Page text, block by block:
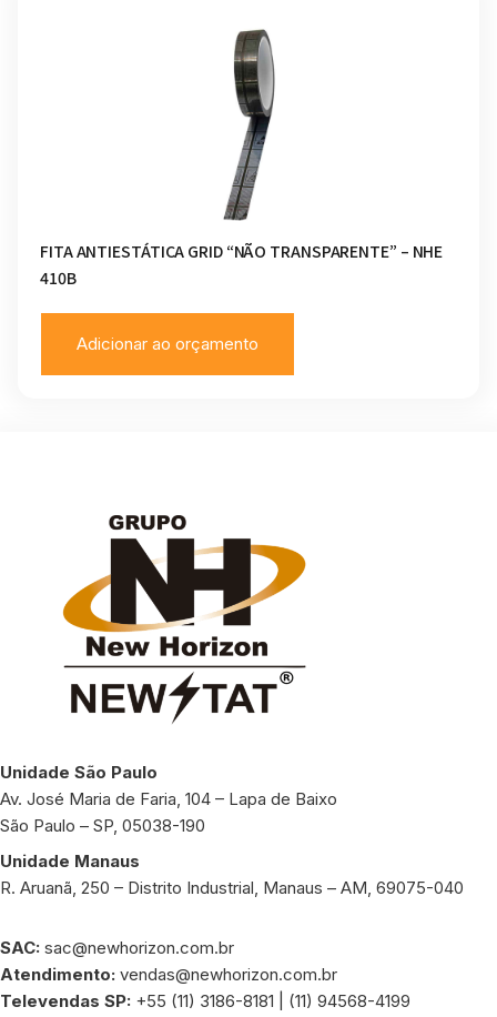
FITA ANTIESTÁTICA GRID “NÃO TRANSPARENTE” – NHE
410B
Adicionar ao orçamento
Unidade São Paulo
Av. José Maria de Faria, 104 – Lapa de Baixo
São Paulo – SP, 05038-190
Unidade Manaus
R. Aruanã, 250 – Distrito Industrial, Manaus – AM, 69075-040
SAC: sac@newhorizon.com.br
Atendimento: vendas@newhorizon.com.br
Televendas SP: +55 (11) 3186-8181 | (11) 94568-4199